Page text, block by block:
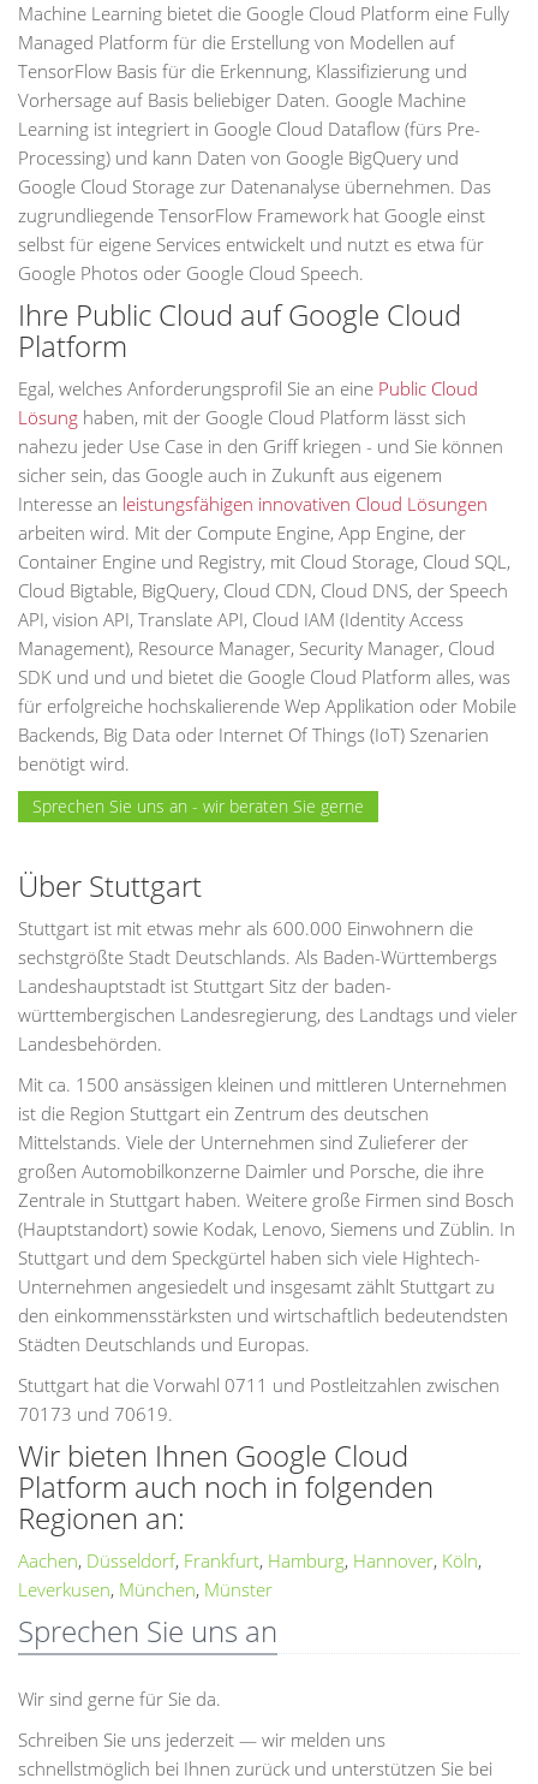
Machine Learning bietet die Google Cloud Platform eine Fully
Managed Platform für die Erstellung von Modellen auf
TensorFlow Basis für die Erkennung, Klassifizierung und
Vorhersage auf Basis beliebiger Daten. Google Machine
Learning ist integriert in Google Cloud Dataflow (fürs Pre-
Processing) und kann Daten von Google BigQuery und
Google Cloud Storage zur Datenanalyse übernehmen. Das
zugrundliegende TensorFlow Framework hat Google einst
selbst für eigene Services entwickelt und nutzt es etwa für
Google Photos oder Google Cloud Speech.
Ihre Public Cloud auf Google Cloud
Platform
Egal, welches Anforderungsprofil Sie an eine Public Cloud
Lösung haben, mit der Google Cloud Platform lässt sich
nahezu jeder Use Case in den Griff kriegen - und Sie können
sicher sein, das Google auch in Zukunft aus eigenem
Interesse an leistungsfähigen innovativen Cloud Lösungen
arbeiten wird. Mit der Compute Engine, App Engine, der
Container Engine und Registry, mit Cloud Storage, Cloud SQL,
Cloud Bigtable, BigQuery, Cloud CDN, Cloud DNS, der Speech
API, vision API, Translate API, Cloud IAM (Identity Access
Management), Resource Manager, Security Manager, Cloud
SDK und und und bietet die Google Cloud Platform alles, was
für erfolgreiche hochskalierende Wep Applikation oder Mobile
Backends, Big Data oder Internet Of Things (IoT) Szenarien
benötigt wird.
Sprechen Sie uns an - wir beraten Sie gerne
Über Stuttgart
Stuttgart ist mit etwas mehr als 600.000 Einwohnern die
sechstgrößte Stadt Deutschlands. Als Baden-Württembergs
Landeshauptstadt ist Stuttgart Sitz der baden-
württembergischen Landesregierung, des Landtags und vieler
Landesbehörden.
Mit ca. 1500 ansässigen kleinen und mittleren Unternehmen
ist die Region Stuttgart ein Zentrum des deutschen
Mittelstands. Viele der Unternehmen sind Zulieferer der
großen Automobilkonzerne Daimler und Porsche, die ihre
Zentrale in Stuttgart haben. Weitere große Firmen sind Bosch
(Hauptstandort) sowie Kodak, Lenovo, Siemens und Züblin. In
Stuttgart und dem Speckgürtel haben sich viele Hightech-
Unternehmen angesiedelt und insgesamt zählt Stuttgart zu
den einkommensstärksten und wirtschaftlich bedeutendsten
Städten Deutschlands und Europas.
Stuttgart hat die Vorwahl 0711 und Postleitzahlen zwischen
70173 und 70619.
Wir bieten Ihnen Google Cloud
Platform auch noch in folgenden
Regionen an:
Aachen, Düsseldorf, Frankfurt, Hamburg, Hannover, Köln,
Leverkusen, München, Münster
Sprechen Sie uns an
Wir sind gerne für Sie da.
Schreiben Sie uns jederzeit — wir melden uns
schnellstmöglich bei Ihnen zurück und unterstützen Sie bei